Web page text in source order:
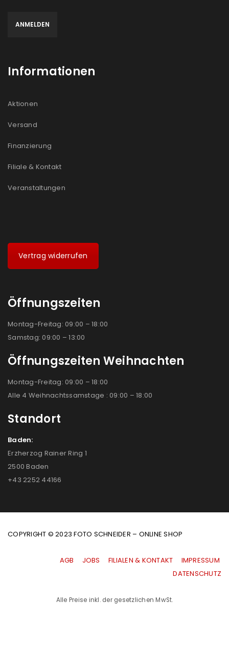
Informationen
Aktionen
Versand
Finanzierung
Filiale & Kontakt
Veranstaltungen
Vertrag widerrufen
Öffnungszeiten
Montag-Freitag: 09:00 – 18:00
Samstag: 09:00 – 13:00
Öffnungszeiten Weihnachten
Montag-Freitag: 09:00 – 18:00
Alle 4 Weihnachtssamstage : 09:00 – 18:00
Standort
Baden:
Erzherzog Rainer Ring 1
2500 Baden
+43 2252 44166
COPYRIGHT © 2023 FOTO SCHNEIDER – ONLINE SHOP
AGB JOBS FILIALEN & KONTAKT
IMPRESSUM
|DATENSCHUTZ
Alle Preise inkl. der gesetzlichen MwSt.